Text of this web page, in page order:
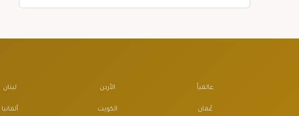
عالمياً الأردن لبنان
عُمان الكويت ألمانيا